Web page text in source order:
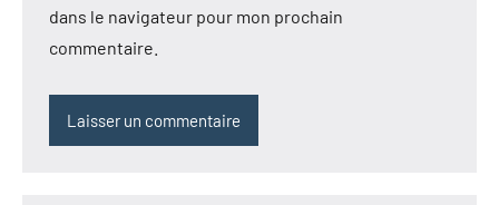
dans le navigateur pour mon prochain
commentaire.